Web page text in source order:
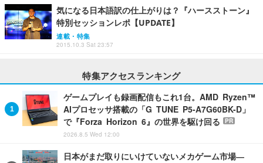
気になる日本語訳の仕上がりは？『ハースストーン』
特別セッションレポ【UPDATE】
連載・特集
2015.10.3 Sat 23:57
特集アクセスランキング
ゲームプレイも録画配信もこれ1台。AMD Ryzen™
AIプロセッサ搭載の「G TUNE P5-A7G60BK-D」
で『Forza Horizon 6』の世界を駆け回る
PR
2026.8.5 Wed 12:00
日本がまだ取りにいけていないメカゲーム市場―